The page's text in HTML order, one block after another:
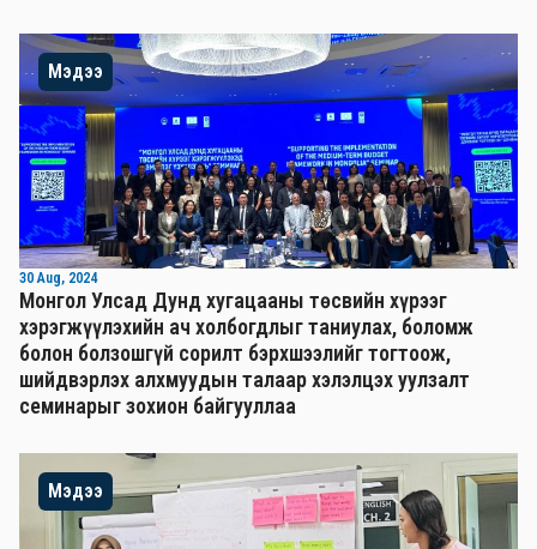
Мэдээ
30 Aug, 2024
Монгол Улсад Дунд хугацааны төсвийн хүрээг
хэрэгжүүлэхийн ач холбогдлыг таниулах, боломж
болон болзошгүй сорилт бэрхшээлийг тогтоож,
шийдвэрлэх алхмуудын талаар хэлэлцэх уулзалт
семинарыг зохион байгууллаа
Мэдээ